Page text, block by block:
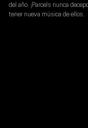
del año. ¡Parcels nunca
tener nueva música de ellos.